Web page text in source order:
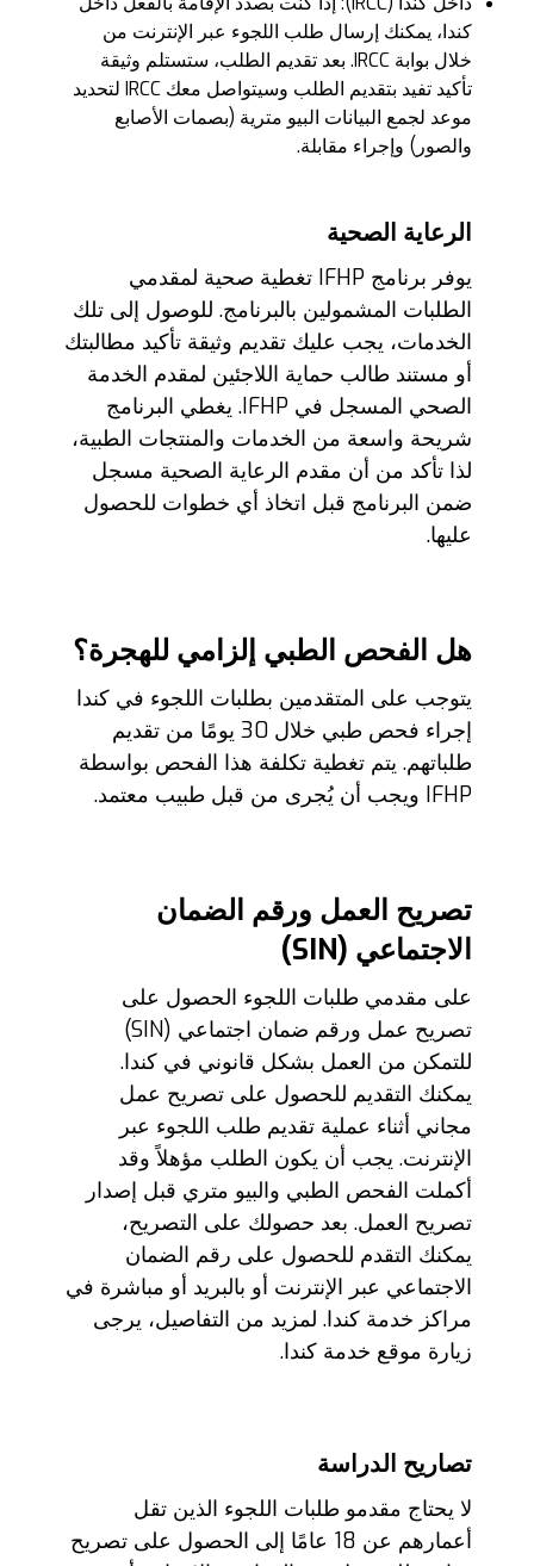
كندا، يمكنك إرسال طلب اللجوء عبر الإنترنت من
خلال بوابة IRCC. بعد تقديم الطلب، ستستلم وثيقة
تأكيد تفيد بتقديم الطلب وسيتواصل معك IRCC لتحديد
موعد لجمع البيانات البيو مترية (بصمات الأصابع
والصور) وإجراء مقابلة.
الرعاية الصحية
يوفر برنامج IFHP تغطية صحية لمقدمي
الطلبات المشمولين بالبرنامج. للوصول إلى تلك
الخدمات، يجب عليك تقديم وثيقة تأكيد مطالبتك
أو مستند طالب حماية اللاجئين لمقدم الخدمة
الصحي المسجل في IFHP. يغطي البرنامج
شريحة واسعة من الخدمات والمنتجات الطبية،
لذا تأكد من أن مقدم الرعاية الصحية مسجل
ضمن البرنامج قبل اتخاذ أي خطوات للحصول
عليها.
هل الفحص الطبي إلزامي للهجرة؟
يتوجب على المتقدمين بطلبات اللجوء في كندا
إجراء فحص طبي خلال 30 يومًا من تقديم
طلباتهم. يتم تغطية تكلفة هذا الفحص بواسطة
IFHP ويجب أن يُجرى من قبل طبيب معتمد.
تصريح العمل ورقم الضمان
الاجتماعي (SIN
)
على مقدمي طلبات اللجوء الحصول على
تصريح عمل ورقم ضمان اجتماعي (SIN)
للتمكن من العمل بشكل قانوني في كندا.
يمكنك التقديم للحصول على تصريح عمل
مجاني أثناء عملية تقديم طلب اللجوء عبر
الإنترنت. يجب أن يكون الطلب مؤهلاً وقد
أكملت الفحص الطبي والبيو متري قبل إصدار
تصريح العمل. بعد حصولك على التصريح،
يمكنك التقدم للحصول على رقم الضمان
الاجتماعي عبر الإنترنت أو بالبريد أو مباشرة في
مراكز خدمة كندا. لمزيد من التفاصيل، يرجى
زيارة موقع خدمة كندا.
تصاريح الدراسة
لا يحتاج مقدمو طلبات اللجوء الذين تقل
أعمارهم عن 18 عامًا إلى الحصول على تصريح